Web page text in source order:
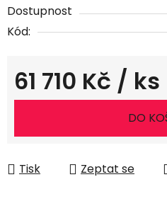
Dostupnost
Kód:
61 710 Kč / ks
Měrná cena:
DO
Tisk Zeptat se